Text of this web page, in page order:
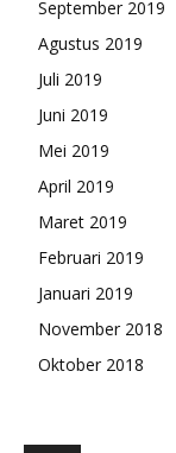
September 2019
Agustus 2019
Juli 2019
Juni 2019
Mei 2019
April 2019
Maret 2019
Februari 2019
Januari 2019
November 2018
Oktober 2018